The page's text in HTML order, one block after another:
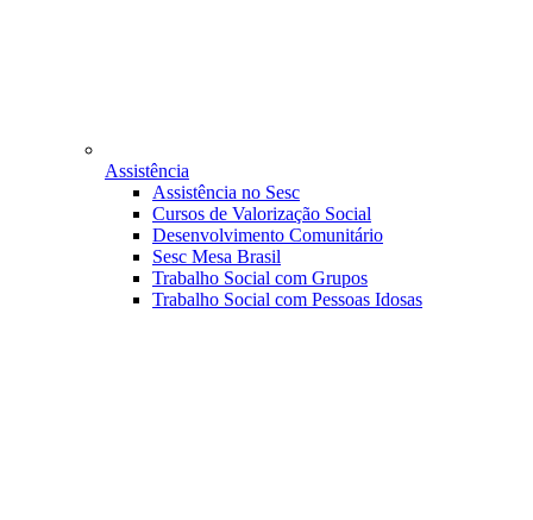
Assistência
Assistência no Sesc
Cursos de Valorização Social
Desenvolvimento Comunitário
Sesc Mesa Brasil
Trabalho Social com Grupos
Trabalho Social com Pessoas Idosas